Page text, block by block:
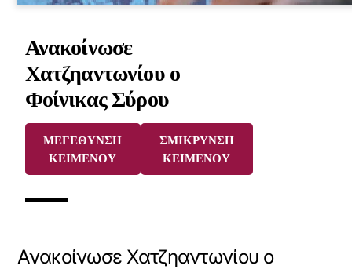
Ανακοίνωσε
Χατζηαντωνίου ο
Φοίνικας Σύρου
ΜΕΓΕΘΥΝΣΗ
ΚΕΙΜΕΝΟΥ
ΣΜΙΚΡΥΝΣΗ
ΚΕΙΜΕΝΟΥ
Ανακοίνωσε Χατζηαντωνίου ο